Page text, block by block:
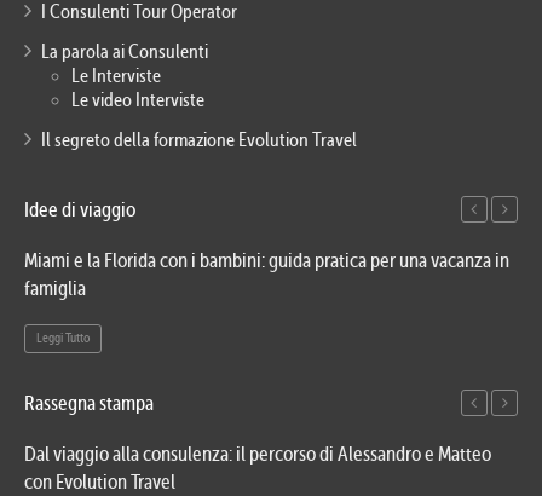
I Consulenti Tour Operator
La parola ai Consulenti
Le Interviste
Le video Interviste
Il segreto della formazione Evolution Travel
Idee di viaggio
Miami e la Florida con i bambini: guida pratica per una vacanza in
famiglia
Leggi Tutto
Rassegna stampa
Dal viaggio alla consulenza: il percorso di Alessandro e Matteo
con Evolution Travel